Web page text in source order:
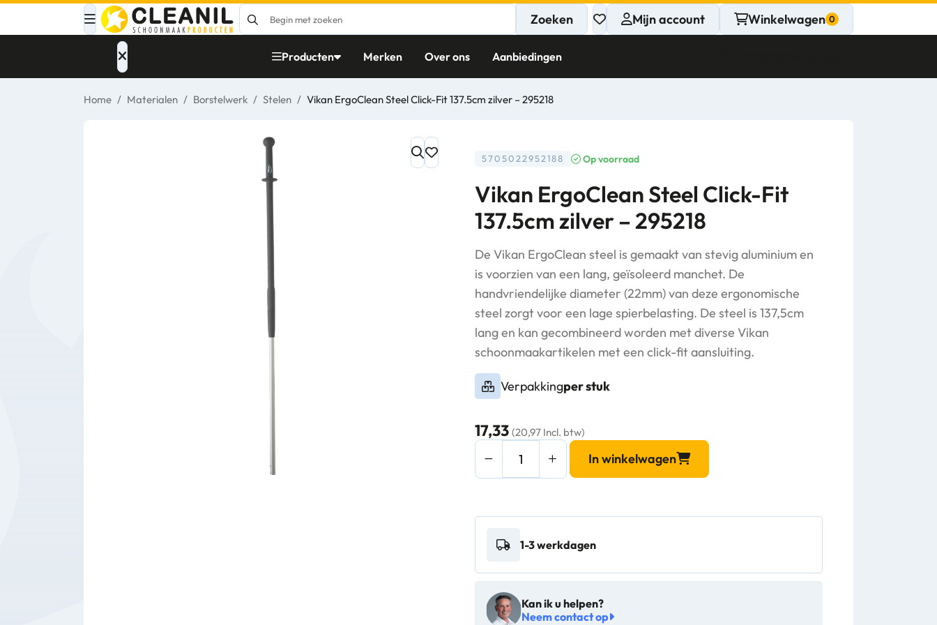
Mijn account Winkelwagen
Zoeken
Producten
advies
nodig?
Merken Over ons Aanbiedingen
Home / Materialen / Borstelwerk / Stelen / Vikan ErgoClean Steel Click-Fit 137.5cm zilver – 295218
5705022952188 Op voorraad
Vikan ErgoClean Steel Click-Fit
137.5cm zilver – 295218
De Vikan ErgoClean steel is gemaakt van stevig aluminium en
is voorzien van een lang, geïsoleerd manchet. De
handvriendelijke diameter (22mm) van deze ergonomische
steel zorgt voor een lage spierbelasting. De steel is 137,5cm
lang en kan gecombineerd worden met diverse Vikan
schoonmaakartikelen met een click-fit aansluiting.
Verpakkingper stuk
17,33(20,97 Incl. btw)
ErgoClean
137.5cm
295218
In winkelwagen
1-3 werkdagen
Kan ik u helpen?
Neem contact op